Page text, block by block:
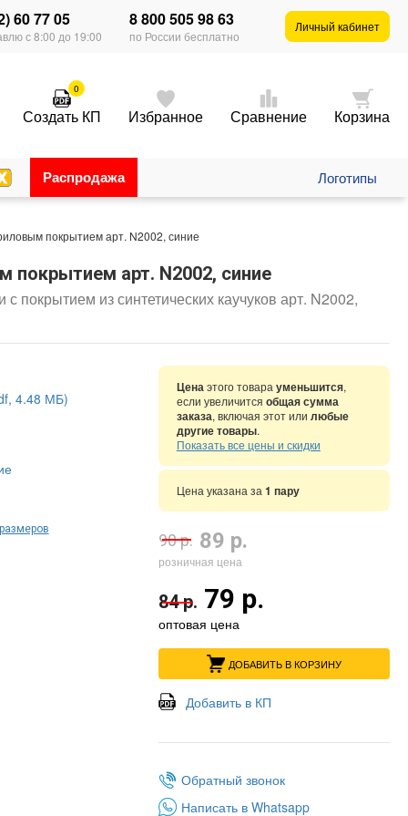
60 77 05
с 8:00 до 19:00
8 800 505 98 63
по России бесплатно
Личный кабинет
0
Создать КП Избранное Сравнение Корзина
Распродажа Логотипы
покрытием арт. N2002, синие
покрытием арт. N2002, синие
покрытием из синтетических каучуков арт. N2002,
4.48 МБ)
Ценаэтого товара уменьшится,
если увеличится общая сумма
заказа, включая этот или любые
другие товары.
Показать все цены и скидки
Цена указана за 1 пару
90 р. 89 р.
розничная цена
84 р. 79 р.
оптовая цена
ДОБАВИТЬ В КОРЗИНУ
Добавить в КП
Обратный звонок
Написать в Whatsapp